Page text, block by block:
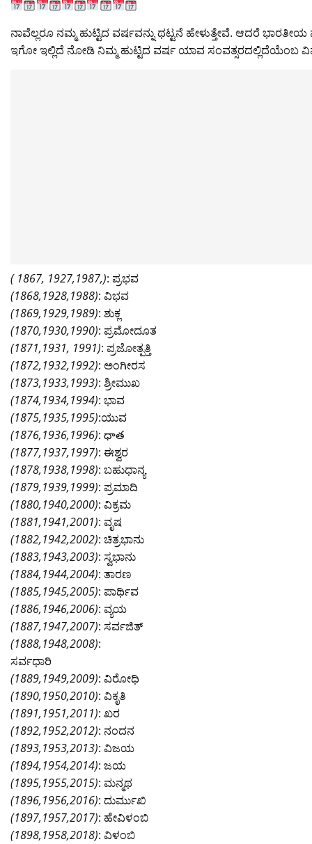
itt
er
c
e
b
at
s
A
ai
l g
er
y
Li
gr
a
ನಾವೆಲ್ಲರೂ ನಮ್ಮ ಹುಟ್ಟಿದ ವರ್ಷವನ್ನು ಥಟ್ಟನೆ ಹೇಳುತ್ತೇವೆ. ಆದರೆ ಭಾರತೀಯ
ಇಗೋ ಇಲ್ಲಿದೆ ನೋಡಿ ನಿಮ್ಮ ಹುಟ್ಟಿದ ವರ್ಷ ಯಾವ ಸಂವತ್ಸರದಲ್ಲಿದೆಯೆಂಬ
( 1867, 1927,1987,): ಪ್ರಭವ
(1868,1928,1988): ವಿಭವ
(1869,1929,1989): ಶುಕ್ಲ
(1870,1930,1990): ಪ್ರಮೋದೂತ
(1871,1931, 1991): ಪ್ರಜೋತ್ಪತ್ತಿ
(1872,1932,1992): ಅಂಗೀರಸ
(1873,1933,1993): ಶ್ರೀಮುಖ
(1874,1934,1994): ಭಾವ
(1875,1935,1995):ಯುವ
(1876,1936,1996): ధాత
(1877,1937,1997): ಈಶ್ವರ
(1878,1938,1998): ಬಹುಧಾನ್ಯ
(1879,1939,1999): ಪ್ರಮಾದಿ
(1880,1940,2000): ವಿಕ್ರಮ
(1881,1941,2001): ವೃಷ
(1882,1942,2002): ಚಿತ್ರಭಾನು
(1883,1943,2003): ಸ್ವಭಾನು
(1884,1944,2004): ತಾರಣ
(1885,1945,2005): ಪಾರ್ಥಿವ
(1886,1946,2006): ವ್ಯಯ
(1887,1947,2007): ಸರ್ವಜಿತ್
(1888,1948,2008):
ಸರ್ವಧಾರಿ
(1889,1949,2009): ವಿರೋಧಿ
(1890,1950,2010): ವಿಕೃತಿ
(1891,1951,2011): ಖರ
(1892,1952,2012): ನಂದನ
(1893,1953,2013): ವಿಜಯ
(1894,1954,2014): ಜಯ
(1895,1955,2015): ಮನ್ಮಥ
(1896,1956,2016): ದುರ್ಮುಖಿ
(1897,1957,2017): ಹೇವಿಳಂಬಿ
(1898,1958,2018): ವಿಳಂಬಿ